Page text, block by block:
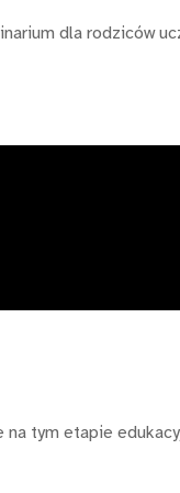
dla rodziców
tym etapie